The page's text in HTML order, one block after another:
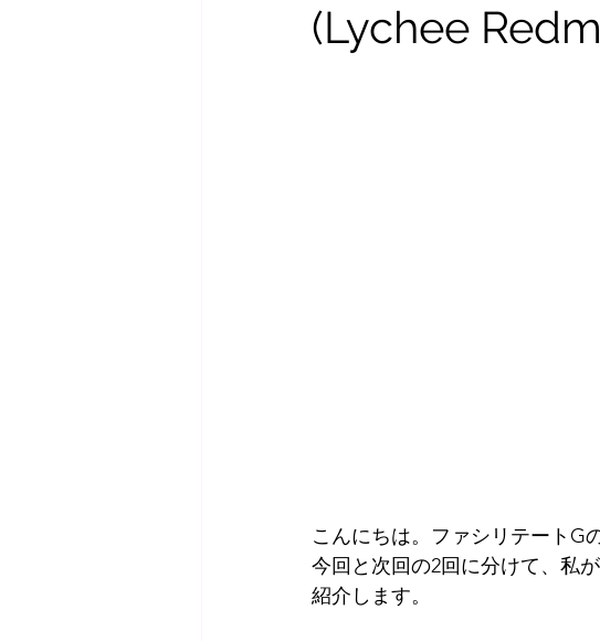
(Lychee
こんにちは。ファシリテートG
今回と次回の2回に分けて、私
紹介します。